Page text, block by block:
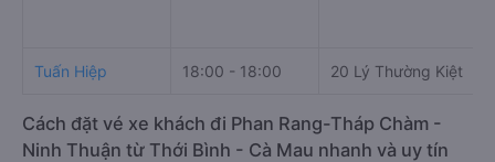
Tuấn Hiệp 18:00 - 18:00 20 Lý Thường Kiệt
Cách đặt vé xe khách đi Phan Rang-Tháp Chàm -
Ninh Thuận từ Thới Bình - Cà Mau nhanh và uy tín